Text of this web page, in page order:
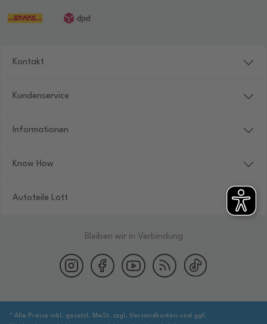
Kontakt
Kundenservice
Informationen
Know How
Autoteile Lott
Bleiben wir in Verbindung
* Alle Preise inkl. gesetzl. MwSt. zzgl. Versandkosten und ggf.